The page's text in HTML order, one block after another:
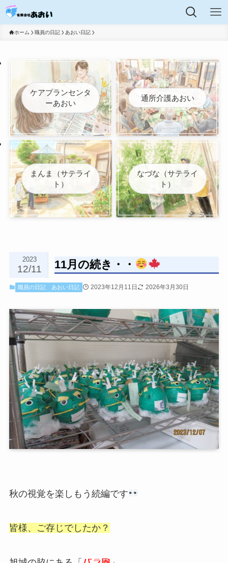
ホーム 職員の日記 あおい日記
ケアプランセンタ
ーあおい
通所介護あおい
まんま（サテライ
ト）
なづな（サテライ
ト）
11月の続き・・
2023
12/11
職員の日記 あおい日記 2023年12月11日 2026年3月30日
秋の視覚を楽しもう続編です
皆様、ご存じでしたか？